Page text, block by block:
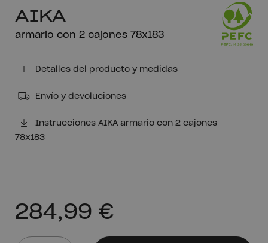
AIKA
armario con 2 cajones 78x183
284,99 €
Detalles del producto y medidas
Envío y devoluciones
Instrucciones AIKA armario con 2 cajones
78x183